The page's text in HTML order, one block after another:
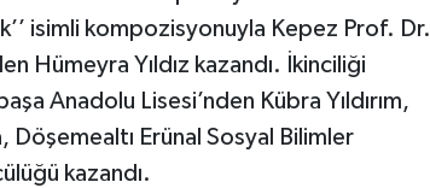
isimli kompozisyonuyla Kepez Prof. Dr.
Hümeyra Yıldız kazandı. İkinciliği
Anadolu Lisesi’nden Kübra Yıldırım,
Döşemealtı Erünal Sosyal Bilimler
kazandı.